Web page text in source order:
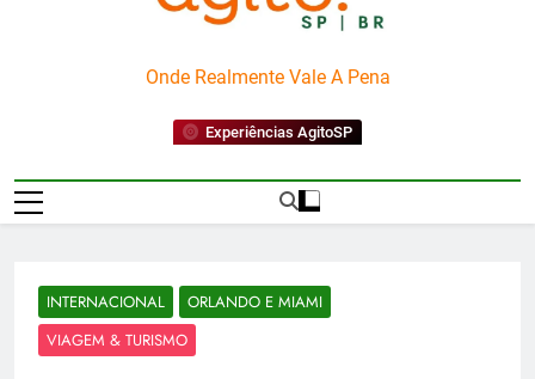
AgitoSP
Onde Realmente Vale A Pena
Experiências AgitoSP
INTERNACIONAL
ORLANDO E MIAMI
VIAGEM & TURISMO